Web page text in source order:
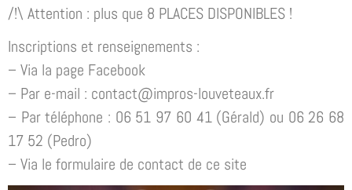
/!\ Attention : plus que 8 PLACES DISPONIBLES !
Inscriptions et renseignements :
– Via la page Facebook
– Par e-mail : contact@impros-louveteaux.fr
– Par téléphone : 06 51 97 60 41 (Gérald) ou 06 26 68
17 52 (Pedro)
– Via le formulaire de contact de ce site